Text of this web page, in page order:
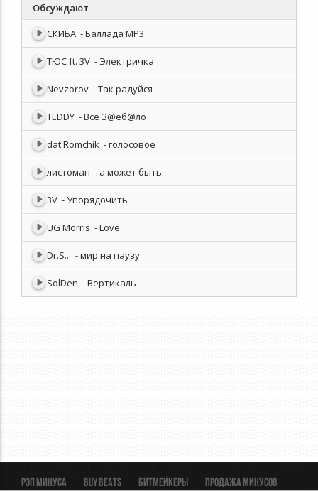
Обсуждают
СКИБА - Баллада MP3
ТЮС ft. 3V - Электричка
Nevzorov - Так радуйся
TEDDY - Всё З@еб@ло
dat Romchik - голосовое
листоман - а может быть
3V - Упорядочить
UG Morris - Love
Dr.S... - мир на паузу
SolDen - Вертикаль
Рэп минуса BUY BEATS Битмейкеры Продажа минусов